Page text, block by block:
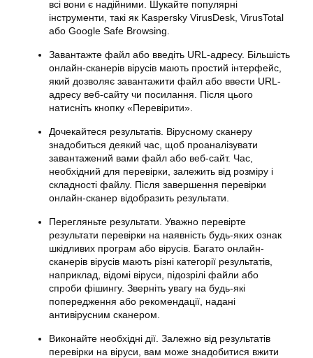
всі вони є надійними. Шукайте популярні
інструменти, такі як Kaspersky VirusDesk, VirusTotal
або Google Safe Browsing.
Завантажте файл або введіть URL-адресу. Більшість
онлайн-сканерів вірусів мають простий інтерфейс,
який дозволяє завантажити файл або ввести URL-
адресу веб-сайту чи посилання. Після цього
натисніть кнопку «Перевірити».
Дочекайтеся результатів. Вірусному сканеру
знадобиться деякий час, щоб проаналізувати
завантажений вами файл або веб-сайт. Час,
необхідний для перевірки, залежить від розміру і
складності файлу. Після завершення перевірки
онлайн-сканер відобразить результати.
Перегляньте результати. Уважно перевірте
результати перевірки на наявність будь-яких ознак
шкідливих програм або вірусів. Багато онлайн-
сканерів вірусів мають різні категорії результатів,
наприклад, відомі віруси, підозрілі файли або
спроби фішингу. Зверніть увагу на будь-які
попередження або рекомендації, надані
антивірусним сканером.
Виконайте необхідні дії. Залежно від результатів
перевірки на віруси, вам може знадобитися вжити